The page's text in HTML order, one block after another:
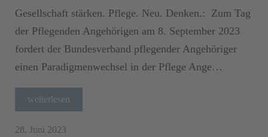
Gesellschaft stärken. Pflege. Neu. Denken.: Zum Tag
der Pflegenden Angehörigen am 8. September 2023
fordert der Bundesverband pflegender Angehöriger
einen Paradigmenwechsel in der Pflege Ange…
weiterlesen
28. Juni 2023